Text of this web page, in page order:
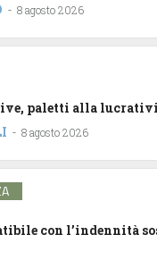
- 8 agosto 2026
paletti alla
- 8 agosto 2026
con l’indennità